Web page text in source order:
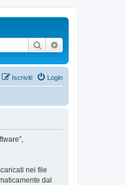
Cerca
Login
Iscriviti
nei file
dal